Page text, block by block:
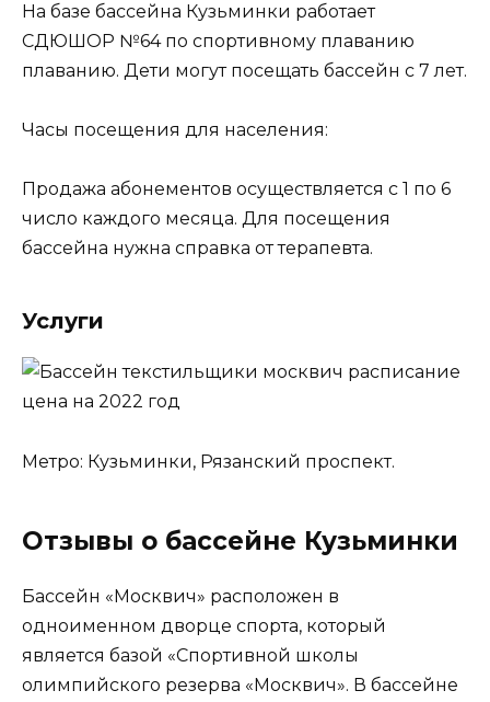
На базе бассейна Кузьминки работает
СДЮШОР №64 по спортивному плаванию
плаванию. Дети могут посещать бассейн с 7 лет.
Часы посещения для населения:
Продажа абонементов осуществляется с 1 по 6
число каждого месяца. Для посещения
бассейна нужна справка от терапевта.
Услуги
Метро: Кузьминки, Рязанский проспект.
Отзывы о бассейне Кузьминки
Бассейн «Москвич» расположен в
одноименном дворце спорта, который
является базой «Спортивной школы
олимпийского резерва «Москвич». В бассейне